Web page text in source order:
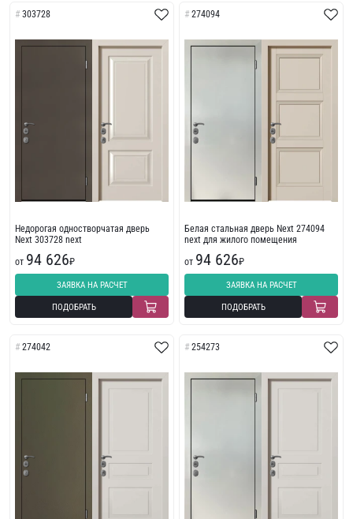
303728
Недорогая одностворчатая дверь
Next 303728 next
от 94 626₽
ЗАЯВКА НА РАСЧЕТ
ПОДОБРАТЬ
274094
Белая стальная дверь Next 274094
next для жилого помещения
от 94 626₽
ЗАЯВКА НА РАСЧЕТ
ПОДОБРАТЬ
274042 254273